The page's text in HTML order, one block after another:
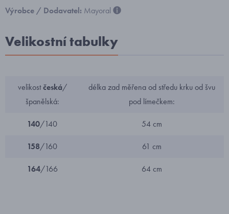
Výrobce / Dodavatel: Mayoral
Velikostní tabulky
velikostčeská/
španělská:
délka zad měřena od středu krku od švu
pod límečkem:
140/140 54 cm
158/160 61 cm
164/166 64 cm